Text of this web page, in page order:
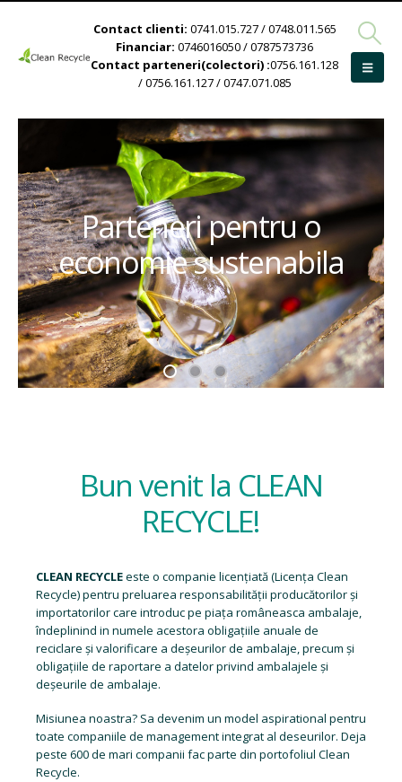
Contact clienti: 0741.015.727 / 0748.011.565
Financiar: 0746016050 / 0787573736
Contact parteneri(colectori) :0756.161.128
/ 0756.161.127 / 0747.071.085
Parteneri pentru o
economie sustenabila
Bun venit la CLEAN
RECYCLE!
CLEAN RECYCLEeste o companie licențiată (Licența Clean
Recycle) pentru preluarea responsabilității producătorilor și
importatorilor care introduc pe piața româneasca ambalaje,
îndeplinind in numele acestora obligațiile anuale de
reciclare și valorificare a deșeurilor de ambalaje, precum și
obligațiile de raportare a datelor privind ambalajele și
deșeurile de ambalaje.
Misiunea noastra? Sa devenim un model aspirational pentru
toate companiile de management integrat al deseurilor. Deja
peste 600 de mari companii fac parte din portofoliul Clean
Recycle.